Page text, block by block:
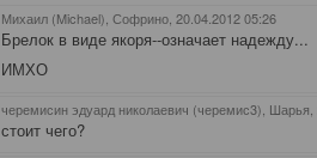
Михаил (Michael), Софрино, 20.04.2012 05:26
Брелок в виде якоря--означает надежду...
ИМХО
черемисин эдуард николаевич (черемис3), Шарья
стоит чего?